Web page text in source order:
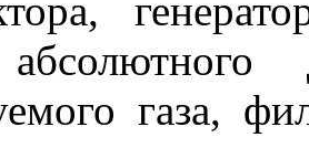
газа,